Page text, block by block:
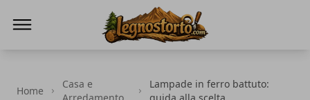
Home
Casa e
Lampade in ferro battuto: